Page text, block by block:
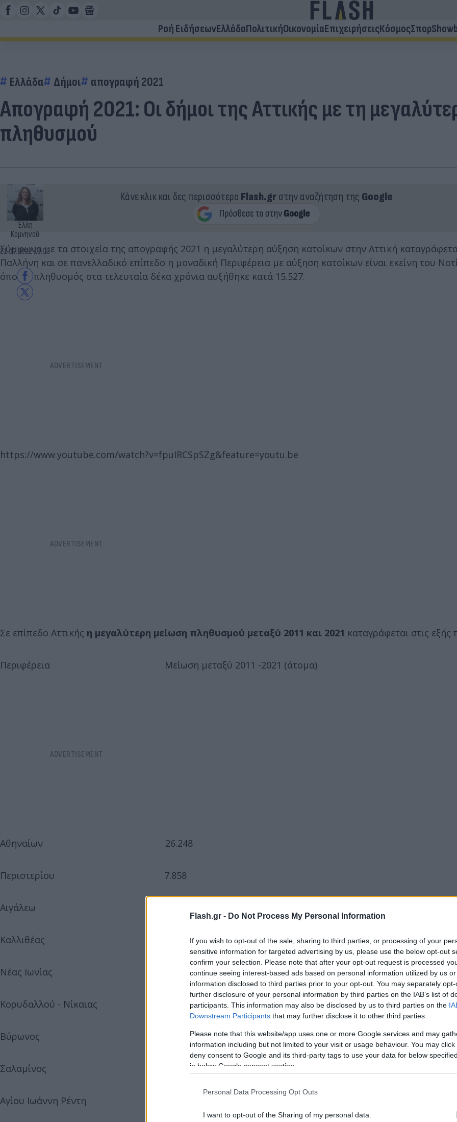
Flash.gr - Do Not Process My Personal Information
If you wish to opt-out of the sale, sharing to third parties, or processing of your
sensitive information for targeted advertising by us, please use the below opt-out
confirm your selection. Please note that after your opt-out request is processed
continue seeing interest-based ads based on personal information utilized by us
information disclosed to third parties prior to your opt-out. You may separately
further disclosure of your personal information by third parties on the IAB’s list of
participants. This information may also be disclosed by us to third parties on the
Downstream Participants that may further disclose it to other third parties.
Please note that this website/app uses one or more Google services and may
information including but not limited to your visit or usage behaviour. You may
deny consent to Google and its third-party tags to use your data for below
in below Google consent section.
Personal Data Processing Opt Outs
I want to opt-out of the Sharing of my personal data.
Ροή ΕιδήσεωνΕλλάδαΠολιτικήΟικονομίαΕπιχειρήσειςΚόσμοςΣπορ
Ελλάδα Δήμοι απογραφή 2021
Απογραφή 2021: Οι δήμοι της Αττικής με τη
πληθυσμού
Έλλη
Κομνηνού
21.07.2022 11:03
Κάνε κλικ και δες περισσότερο Flash.grστην αναζήτηση της Google
Σύμφωνα με τα στοιχεία της απογραφής 2021 η μεγαλύτερη αύξηση κατοίκων στην Αττική
Παλλήνη και σε πανελλαδικό επίπεδο η μοναδική Περιφέρεια με αύξηση κατοίκων είναι εκείνη του
όπου ο πληθυσμός στα τελευταία δέκα χρόνια αυξήθηκε κατά 15.527.
https://www.youtube.com/watch?v=fpuIRCSpSZg&feature=youtu.be
Σε επίπεδο Αττικής η μεγαλύτερη μείωση πληθυσμού μεταξύ 2011 και 2021 καταγράφεται στις εξής
Περιφέρεια Μείωση μεταξύ 2011 -2021 (άτομα)
Αθηναίων 26.248
Περιστερίου 7.858
Αιγάλεω 5.118
Καλλιθέας 4.523
Νέας Ιωνίας 3.027
Κορυδαλλού - Νίκαιας 2.198
Βύρωνος 2.174
Σαλαμίνος 2.108
Αγίου Ιωάννη Ρέντη 2.075